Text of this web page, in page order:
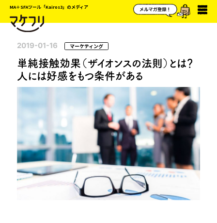
MA＋SFAツール「Kairos3」のメディア
2019-01-16 マーケティング
単純接触効果（ザイオンスの法則）とは？
人には好感をもつ条件がある